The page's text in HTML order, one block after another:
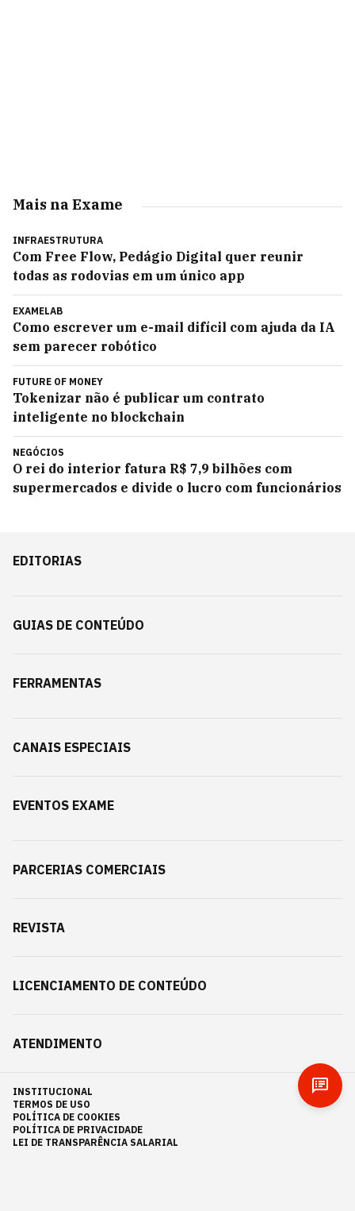
Mais na Exame
INFRAESTRUTURA
Com Free Flow, Pedágio Digital quer reunir
todas as rodovias em um único app
EXAMELAB
Como escrever um e-mail difícil com ajuda da IA
sem parecer robótico
FUTURE OF MONEY
Tokenizar não é publicar um contrato
inteligente no blockchain
NEGÓCIOS
O rei do interior fatura R$ 7,9 bilhões com
supermercados e divide o lucro com funcionários
EDITORIAS
GUIAS DE CONTEÚDO
FERRAMENTAS
CANAIS ESPECIAIS
EVENTOS EXAME
PARCERIAS COMERCIAIS
REVISTA
LICENCIAMENTO DE CONTEÚDO
ATENDIMENTO
INSTITUCIONAL
TERMOS DE USO
POLÍTICA DE COOKIES
POLÍTICA DE PRIVACIDADE
LEI DE TRANSPARÊNCIA SALARIAL